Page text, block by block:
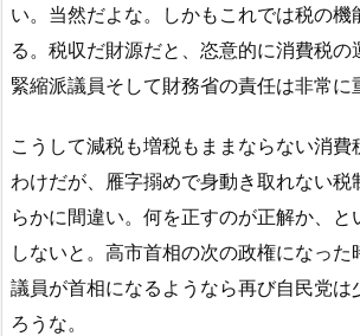
い。当然だよな。しかもこれでは税の機
る。税収だ財源だと、恣意的に消費税の
緊縮派議員そして財務省の責任は非常に
こうして減税も増税もままならない消費
わけだが、雁字搦めで身動き取れない税
らかに間違い。何を正すのが正解か、と
しないと。高市首相の次の政権になった
議員が首相になるようなら再び自民党は
ろうな。